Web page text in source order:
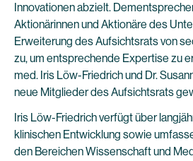
Innovationen abzielt.
Aktionärinnen und Aktionäre des
Erweiterung des Aufsichtsrats von
zu, um entsprechende Expertise zu
med. Iris Löw-Friedrich und Dr.
neue Mitglieder des Aufsichtsrats
Iris Löw-Friedrich verfügt über
klinischen Entwicklung sowie
den Bereichen Wissenschaft und